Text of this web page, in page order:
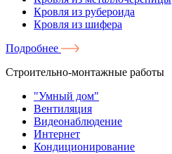
Кровля из рубероида
Кровля из шифера
Подробнее
Строительно-монтажные работы
"Умный дом"
Вентиляция
Видеонаблюдение
Интернет
Кондиционирование